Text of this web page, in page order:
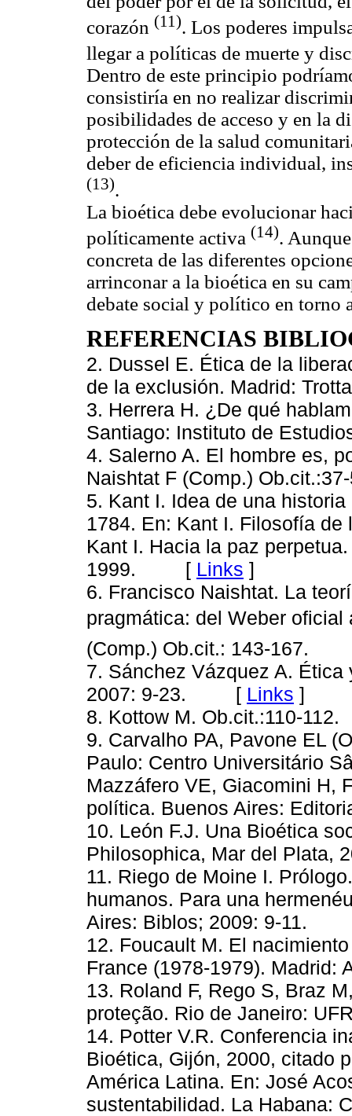
corazón (11). Los poderes
llegar a políticas de muerte y
Dentro de este principio
consistiría en no realizar
posibilidades de acceso y en la
protección de la salud
deber de eficiencia individual,
(13).
La bioética debe evolucionar
políticamente activa (14).
concreta de las diferentes
arrinconar a la bioética en su
debate social y político en torno
REFERENCIAS
2. Dussel E. Ética de la
de la exclusión. Madrid:
3. Herrera H. ¿De qué
Santiago: Instituto de
4. Salerno A. El hombre es,
Naishtat F (Comp.)
5. Kant I. Idea de una
1784. En: Kant I. Filosofía
Kant I. Hacia la paz
1999. [ Links ]
6. Francisco Naishtat. La
pragmática: del Weber
(Comp.) Ob.cit.: 143-
7. Sánchez Vázquez A.
2007: 9-23. [ Links ]
8. Kottow M. Ob.cit.:110-
9. Carvalho PA, Pavone EL
Paulo: Centro Universitário
Mazzáfero VE, Giacomini H,
política. Buenos Aires:
10. León F.J. Una Bioética
Philosophica, Mar del
11. Riego de Moine I.
humanos. Para una
Aires: Biblos; 2009: 9-
12. Foucault M. El
France (1978-1979).
13. Roland F, Rego S, Braz
proteção. Rio de Janeiro:
14. Potter V.R. Conferencia
Bioética, Gijón, 2000, citado
América Latina. En: José
sustentabilidad. La